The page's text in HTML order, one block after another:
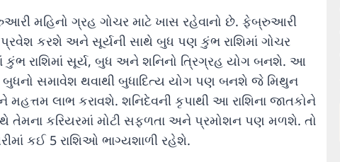
મહિનો ગ્રહ ગોચર માટે ખાસ રહેવાનો છે. ફેબ્રુઆરી
પ્રવેશ કરશે અને સૂર્યની સાથે બુધ પણ કુંભ રાશિમાં ગોચર
કુંભ રાશિમાં સૂર્ય, બુધ અને શનિનો ત્રિગ્રહ યોગ બનશે. આ
સમાવેશ થવાથી બુધાદિત્ય યોગ પણ બનશે જે મિથુન
લાભ કરાવશે. શનિદેવની કૃપાથી આ રાશિના જાતકોને
તેમના કરિયરમાં મોટી સફળતા અને પ્રમોશન પણ મળશે. તો
કઈ 5 રાશિઓ ભાગ્યશાળી રહેશે.